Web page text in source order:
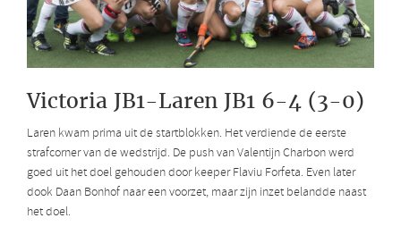
Victoria JB1-Laren JB1 6-4 (3-0)
Laren kwam prima uit de startblokken. Het verdiende de eerste
strafcorner van de wedstrijd. De push van Valentijn Charbon werd
goed uit het doel gehouden door keeper Flaviu Forfeta. Even later
dook Daan Bonhof naar een voorzet, maar zijn inzet belandde naast
het doel.